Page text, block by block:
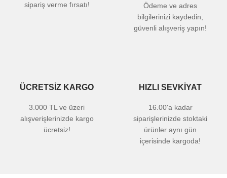
sipariş verme fırsatı!
Ödeme ve adres
bilgilerinizi kaydedin,
güvenli alışveriş yapın!
ÜCRETSİZ KARGO
3.000 TL ve üzeri
alışverişlerinizde kargo
ücretsiz!
HIZLI SEVKİYAT
16.00'a kadar
siparişlerinizde stoktaki
ürünler aynı gün
içerisinde kargoda!